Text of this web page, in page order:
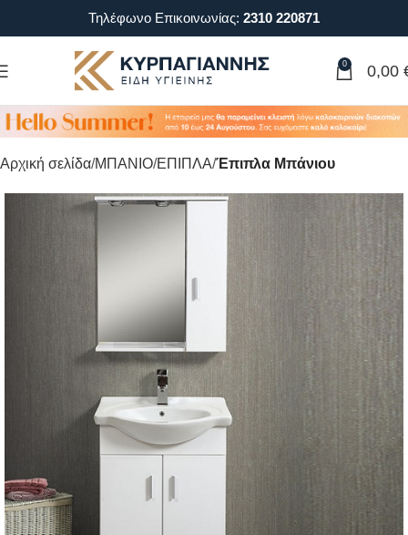
Τηλέφωνο Επικοινωνίας: 2310 220871
0 0,00
Αρχική σελίδα ΜΠΑΝΙΟ ΕΠΙΠΛΑ Έπιπλα Μπάνιου